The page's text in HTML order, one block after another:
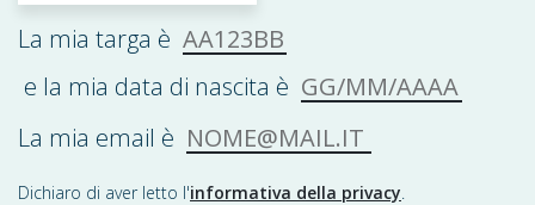
La mia targa è AA123BB
e la mia data di nascita è GG/MM/AAAA
La mia email è NOME@MAIL.IT
Dichiaro di aver letto l'informativa della privacy.